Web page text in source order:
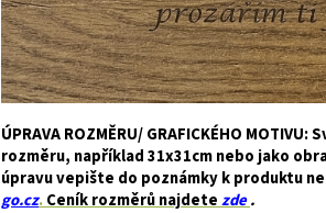
ÚPRAVA ROZMĚRU/ GRAFICKÉHO
rozměru, například 31x31cm nebo jako
úpravu vepište do poznámky k produktu
go.cz.Ceník rozměrů najdetezde.